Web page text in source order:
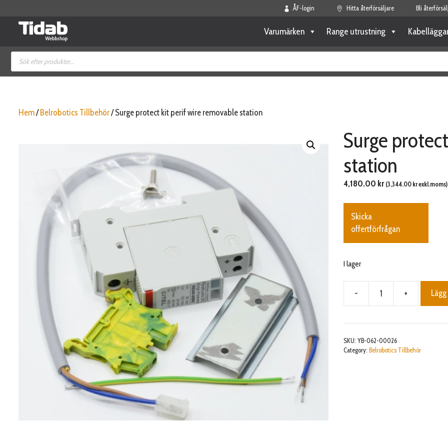
ÅF-login Hitta återförsäljare Bli
Varumärken Range utrustning
Produktsökning
Hem/ Belrobotics Tillbehör/ Surge protect kit perif wire removable station
Surge
station
4,180.00 kr (3,344.00 krexkl.moms)
Skicka
offertförfrågan
I lager
-
kit
perif
wire
+
SKU: YB-062-00026
Category: Belrobotics Tillbehör